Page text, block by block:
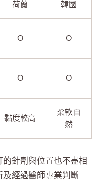
荷蘭 韓國
O O
O O
黏度較高
柔軟自
然
針劑與位置也不盡相
及經過醫師專業判斷